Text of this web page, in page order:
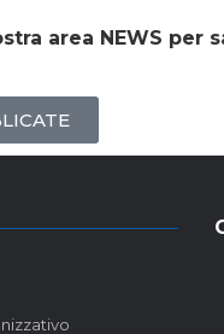
area NEWS per